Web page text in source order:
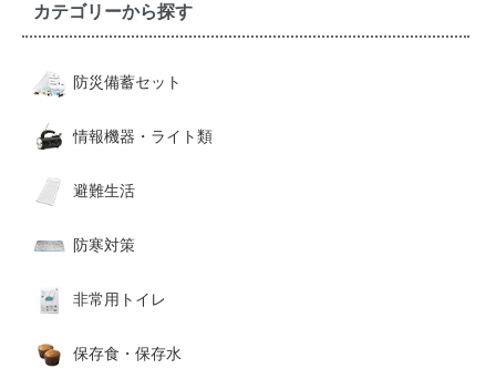
カテゴリーから探す
防災備蓄セット
情報機器・ライト類
避難生活
防寒対策
非常用トイレ
保存食・保存水